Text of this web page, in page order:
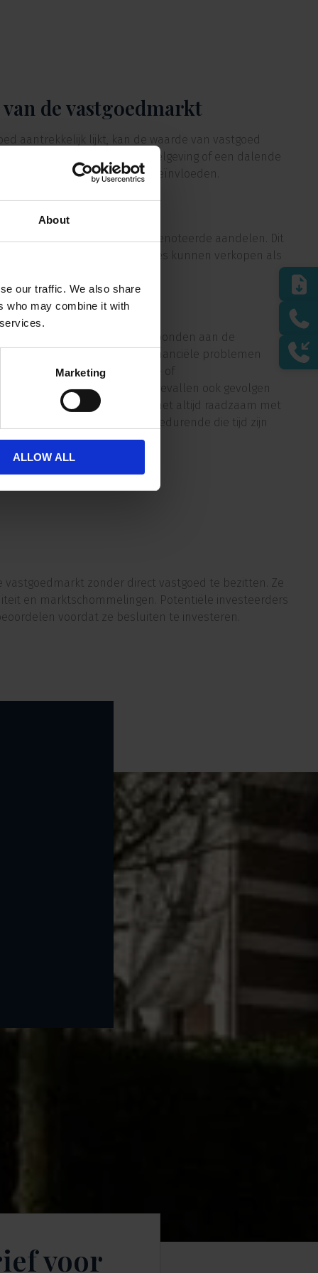
About
our traffic. We also share
who may combine it with
Marketing
ALLOW ALL
de vastgoedmarkt
aantrekkelijk lijkt, kan de waarde van vastgoed
veranderende regelgeving of een dalende
vastgoedobligaties negatief beïnvloeden.
minder liquide dan beursgenoteerde aandelen. Dit
altijd eenvoudig hun obligaties kunnen verkopen als
is er een kredietrisico verbonden aan de
kan immers in financiële problemen
dat het bedrijf zijn rente- of
kan komen, heeft dit in veel gevallen ook gevolgen
heeft genomen. Daarom is het altijd raadzaam met
al geruime tijd bestaat en gedurende die tijd zijn
waarin deze actief is.
zonder direct vastgoed te bezitten. Ze
en marktschommelingen. Potentiële investeerders
voordat ze besluiten te investeren.
voor